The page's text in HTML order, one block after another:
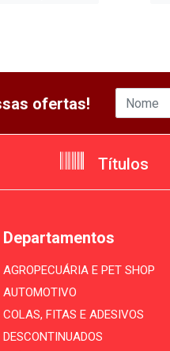
ofertas!
Títulos
Departamentos
AGROPECUÁRIA E PET SHOP
AUTOMOTIVO
COLAS, FITAS E ADESIVOS
DESCONTINUADOS